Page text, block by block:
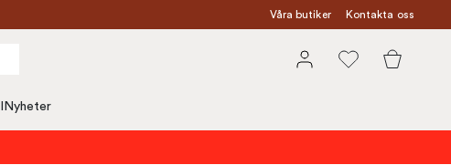
Våra butiker Kontakta oss
Nyheter